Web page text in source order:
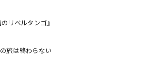
リベルタンゴ』
旅は終わらない